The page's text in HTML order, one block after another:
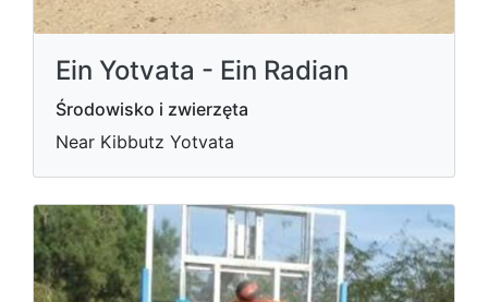
Ein Yotvata - Ein Radian
Środowisko i zwierzęta
Near Kibbutz Yotvata